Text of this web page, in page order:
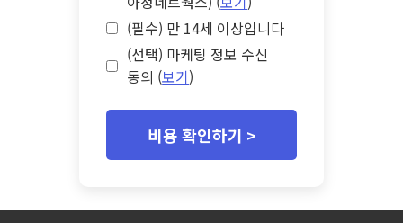
(필수) 만 14세 이상입니다
(선택) 마케팅 정보 수신
동의 (보기)
비용 확인하기 >